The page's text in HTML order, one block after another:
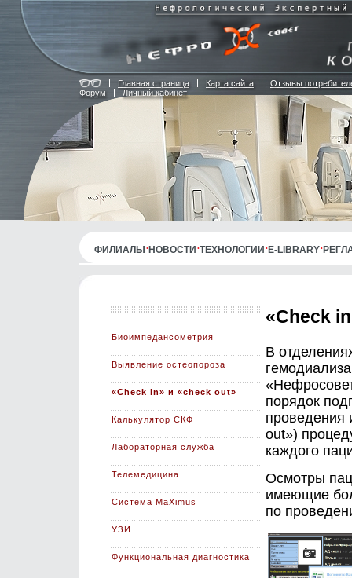
Главная страница Карта сайта
Отзывы
Форум
Личный кабинет
ФИЛИАЛЫ НОВОСТИ ТЕХНОЛОГИИ E-LIBRARY
«Check
В
гемодиализа
порядок
проведения
out»)
каждого
Осмотры
имеющие
по
Биоимпедансометрия
Выявление остеопороза
«Check in» и «check out»
Калькулятор СКФ
Лабораторная служба
Телемедицина
Система MaXimus
УЗИ
Функциональная диагностика